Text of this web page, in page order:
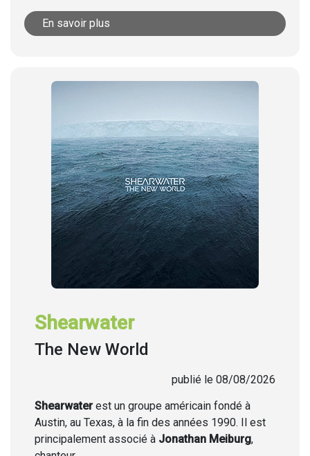
En savoir plus
Shearwater
The New World
publié le 08/08/2026
Shearwaterest un groupe américain fondé à
Austin, au Texas, à la fin des années 1990. Il est
principalement associé à Jonathan Meiburg,